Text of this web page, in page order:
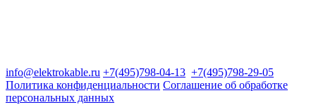
info@elektrokable.ru +7(495)798-04-13 +7(495)798-29-05
Политика конфиденциальности Соглашение об обработке
персональных данных